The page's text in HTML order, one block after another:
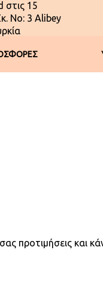
στις 15
No: 3 Alibey
προτιμήσεις και